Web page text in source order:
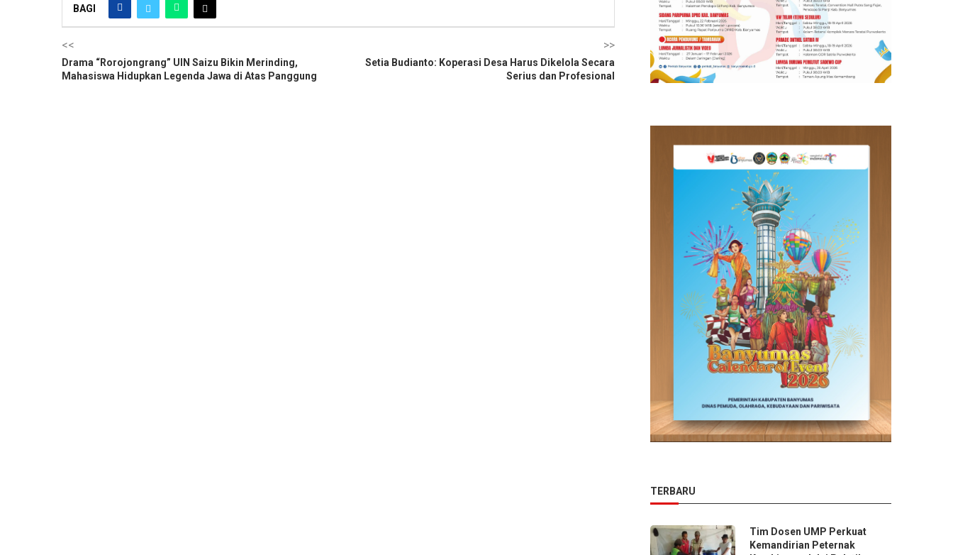
BAGI
<<
Drama “Rorojongrang” UIN Saizu Bikin Merinding,
Mahasiswa Hidupkan Legenda Jawa di Atas Panggung
>>
Setia Budianto: Koperasi Desa Harus Dikelola Secara
Serius dan Profesional
TERBARU
Tim Dosen UMP Perkuat
Kemandirian Peternak